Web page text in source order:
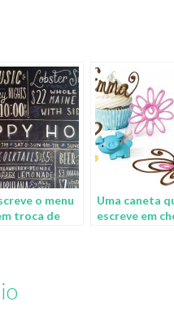
o menu
troca de
Uma caneta
escreve em